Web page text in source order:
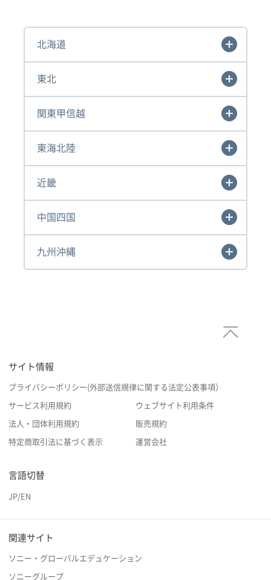
北海道
東北
関東甲信越
東海北陸
近畿
中国四国
九州沖縄
サイト情報
プライバシーポリシー(外部送信規律に関する法定公表事項）
サービス利用規約 ウェブサイト利用条件
法人・団体利用規約 販売規約
特定商取引法に基づく表示 運営会社
言語切替
JP/EN
関連サイト
ソニー・グローバルエデュケーション
ソニーグループ